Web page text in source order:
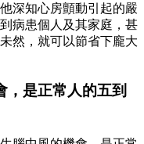
深知心房顫動引起的嚴
病患個人及其家庭，甚
然，就可以節省下龐大
，是正常人的五到